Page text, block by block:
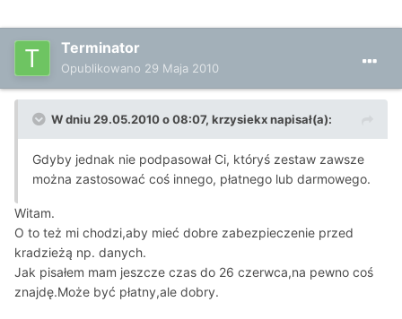
Terminator
Opublikowano 29 Maja 2010
W dniu 29.05.2010 o 08:07, krzysiekx napisał(a):
Gdyby jednak nie podpasował Ci, któryś zestaw zawsze
można zastosować coś innego, płatnego lub darmowego.
Witam.
O to też mi chodzi,aby mieć dobre zabezpieczenie przed
kradzieżą np. danych.
Jak pisałem mam jeszcze czas do 26 czerwca,na pewno coś
znajdę.Może być płatny,ale dobry.